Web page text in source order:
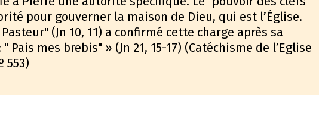
pour gouverner la maison de Dieu, qui est l’Église.
(Jn 10, 11) a confirmé cette charge après sa
Pais mes brebis" » (Jn 21, 15-17) (Catéchisme de l’Eglise
553)